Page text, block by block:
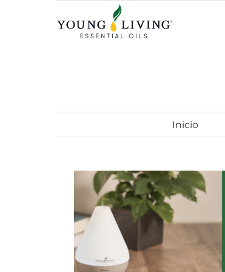
Inicio